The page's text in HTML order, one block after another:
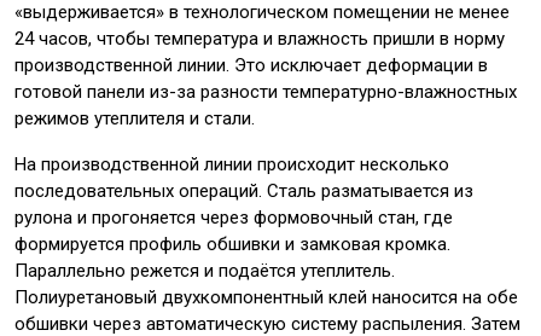
«выдерживается» в технологическом помещении не менее
24 часов, чтобы температура и влажность пришли в норму
производственной линии. Это исключает деформации в
готовой панели из-за разности температурно-влажностных
режимов утеплителя и стали.
На производственной линии происходит несколько
последовательных операций. Сталь разматывается из
рулона и прогоняется через формовочный стан, где
формируется профиль обшивки и замковая кромка.
Параллельно режется и подаётся утеплитель.
Полиуретановый двухкомпонентный клей наносится на обе
обшивки через автоматическую систему распыления. Затем